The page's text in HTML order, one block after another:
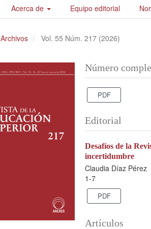
Acerca de Equipo editorial
Archivos Vol. 55 Núm. 217 (2026)
Número
PDF
Editorial
Desafíos de la
incertidumbre
Claudia Díaz Pérez
1-7
PDF
Artículos